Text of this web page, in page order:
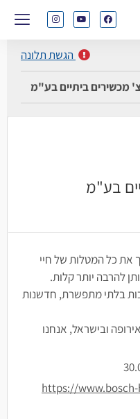
הגשת תלונה
מכשירים ביתיים בע"מ
בע"מ
את כל המטלות של חיי
להרבה יותר קלות.
בלתי מתפשרת, חדשנות
ובישראל, אנחנו
https://